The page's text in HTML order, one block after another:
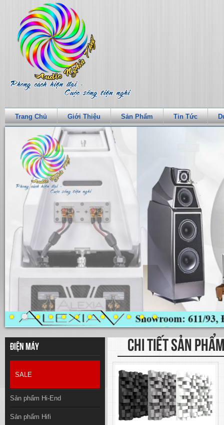
Trang Chủ Giới Thiệu Sản Phẩm Tin Tức
Điện máy
SALE
Sản phẩm Hi-End
Sản phẩm Hifi
CHI TIẾT SẢN PHẨM